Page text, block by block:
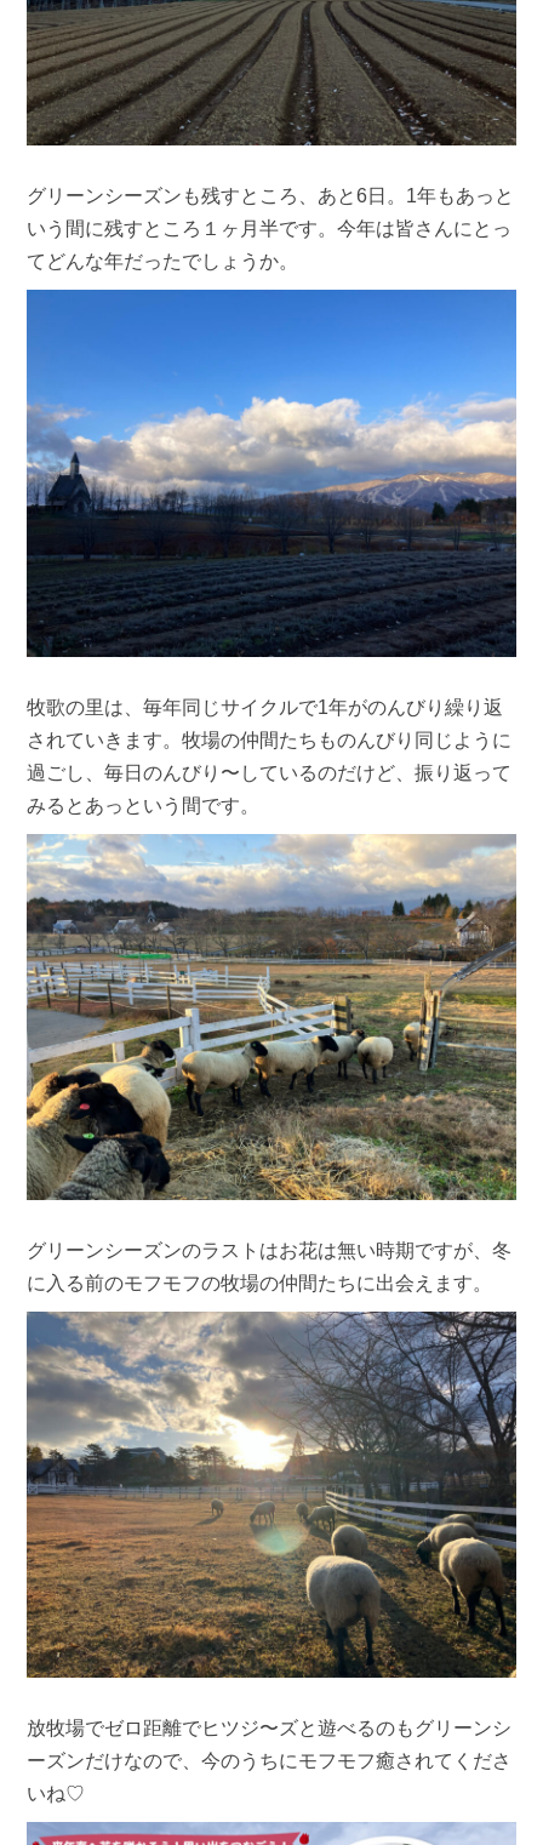
グリーンシーズンも残すところ、あと6日。1年もあっと
いう間に残すところ１ヶ月半です。今年は皆さんにとっ
てどんな年だったでしょうか。
牧歌の里は、毎年同じサイクルで1年がのんびり繰り返
されていきます。牧場の仲間たちものんびり同じように
過ごし、毎日のんびり〜しているのだけど、振り返って
みるとあっという間です。
グリーンシーズンのラストはお花は無い時期ですが、冬
に入る前のモフモフの牧場の仲間たちに出会えます。
放牧場でゼロ距離でヒツジ〜ズと遊べるのもグリーンシ
ーズンだけなので、今のうちにモフモフ癒されてくださ
いね♡